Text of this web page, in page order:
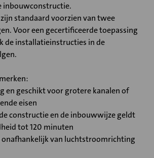
inbouwconstructie.
standaard voorzien van twee
Voor een gecertificeerde toepassing
de installatieinstructies in de
en geschikt voor grotere kanalen of
eisen
constructie en de inbouwwijze geldt
tot 120 minuten
van luchtstroomrichting